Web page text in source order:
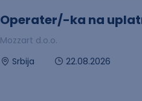
Operater/-ka na
Mozzart d.o.o.
Srbija
22.08.2026